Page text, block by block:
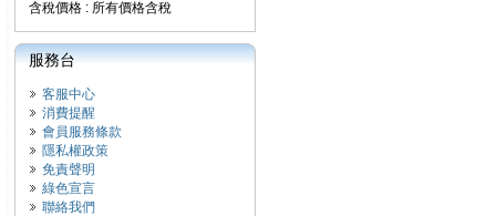
含稅價格 : 所有價格含稅
服務台
客服中心
消費提醒
會員服務條款
隱私權政策
免責聲明
綠色宣言
聯絡我們